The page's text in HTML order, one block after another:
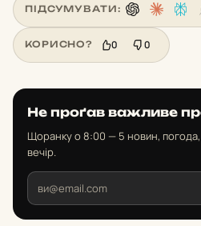
ПІДСУМУВАТИ:
КОРИСНО? 0 0
Не проґав важливе
Щоранку о 8:00 — 5 новин, погода,
вечір.